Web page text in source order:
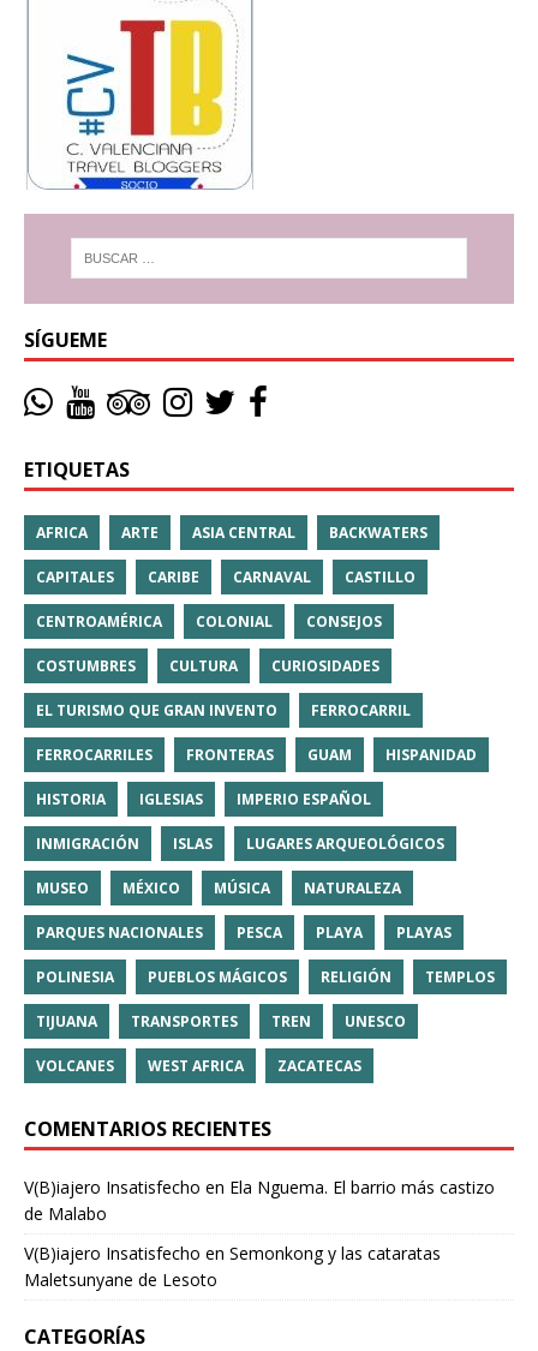
SÍGUEME
ETIQUETAS
AFRICA ARTE ASIA CENTRAL BACKWATERS
CAPITALES CARIBE CARNAVAL CASTILLO
CENTROAMÉRICA COLONIAL CONSEJOS
COSTUMBRES CULTURA CURIOSIDADES
EL TURISMO QUE GRAN INVENTO FERROCARRIL
FERROCARRILES FRONTERAS GUAM HISPANIDAD
HISTORIA IGLESIAS IMPERIO ESPAÑOL
INMIGRACIÓN ISLAS LUGARES ARQUEOLÓGICOS
MUSEO MÉXICO MÚSICA NATURALEZA
PARQUES NACIONALES PESCA PLAYA PLAYAS
POLINESIA PUEBLOS MÁGICOS RELIGIÓN TEMPLOS
TIJUANA TRANSPORTES TREN UNESCO
VOLCANES WEST AFRICA ZACATECAS
COMENTARIOS RECIENTES
V(B)iajero Insatisfecho en Ela Nguema. El barrio más castizo
de Malabo
V(B)iajero Insatisfecho en Semonkong y las cataratas
Maletsunyane de Lesoto
CATEGORÍAS